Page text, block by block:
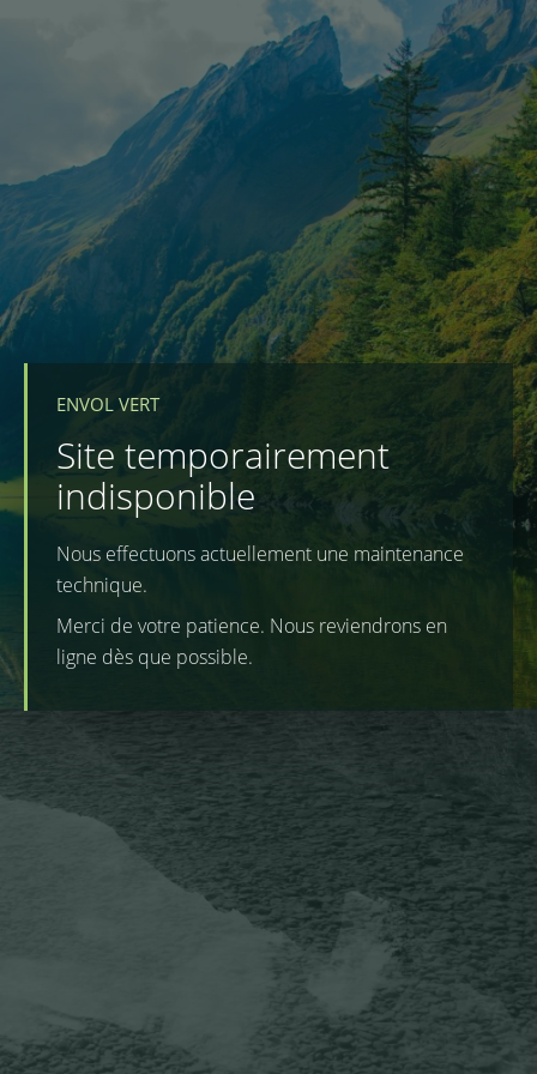
ENVOL VERT
Site temporairement
indisponible
Nous effectuons actuellement une maintenance
technique.
Merci de votre patience. Nous reviendrons en
ligne dès que possible.